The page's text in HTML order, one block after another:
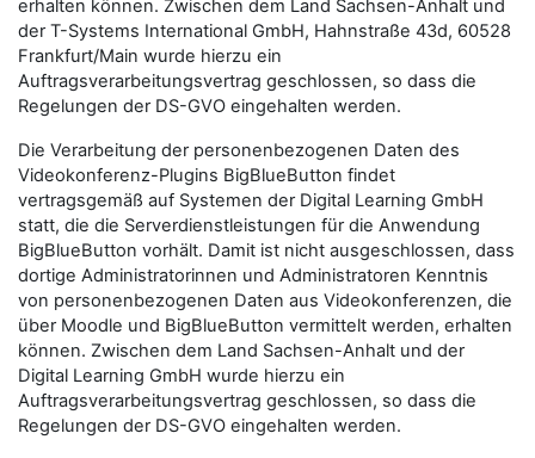
erhalten können. Zwischen dem Land Sachsen-Anhalt und
der T-Systems International GmbH, Hahnstraße 43d, 60528
Frankfurt/Main wurde hierzu ein
Auftragsverarbeitungsvertrag geschlossen, so dass die
Regelungen der DS-GVO eingehalten werden.
Die Verarbeitung der personenbezogenen Daten des
Videokonferenz-Plugins BigBlueButton findet
vertragsgemäß auf Systemen der Digital Learning GmbH
statt, die die Serverdienstleistungen für die Anwendung
BigBlueButton vorhält. Damit ist nicht ausgeschlossen, dass
dortige Administratorinnen und Administratoren Kenntnis
von personenbezogenen Daten aus Videokonferenzen, die
über Moodle und BigBlueButton vermittelt werden, erhalten
können. Zwischen dem Land Sachsen-Anhalt und der
Digital Learning GmbH wurde hierzu ein
Auftragsverarbeitungsvertrag geschlossen, so dass die
Regelungen der DS-GVO eingehalten werden.